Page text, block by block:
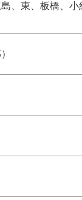
、東、板橋、小